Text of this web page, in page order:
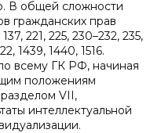
В общей сложности
гражданских прав
221, 225, 230–232, 235,
1439, 1440, 1516.
всему ГК РФ, начиная
положениям
VII,
интеллектуальной